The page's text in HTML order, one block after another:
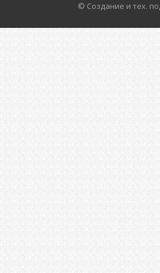
© Создание и тех.